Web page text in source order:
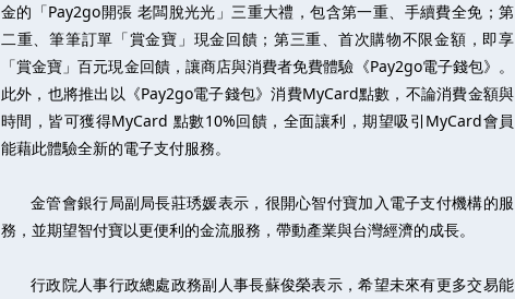
金的「Pay2go開張 老闆脫光光」三重大禮，包含第一重、手續費全免；第
二重、筆筆訂單「賞金寶」現金回饋；第三重、首次購物不限金額，即享
「賞金寶」百元現金回饋，讓商店與消費者免費體驗《Pay2go電子錢包》。
此外，也將推出以《Pay2go電子錢包》消費MyCard點數，不論消費金額與
時間，皆可獲得MyCard 點數10%回饋，全面讓利，期望吸引MyCard會員
能藉此體驗全新的電子支付服務。
金管會銀行局副局長莊琇媛表示，很開心智付寶加入電子支付機構的服
務，並期望智付寶以更便利的金流服務，帶動產業與台灣經濟的成長。
行政院人事行政總處政務副人事長蘇俊榮表示，希望未來有更多交易能